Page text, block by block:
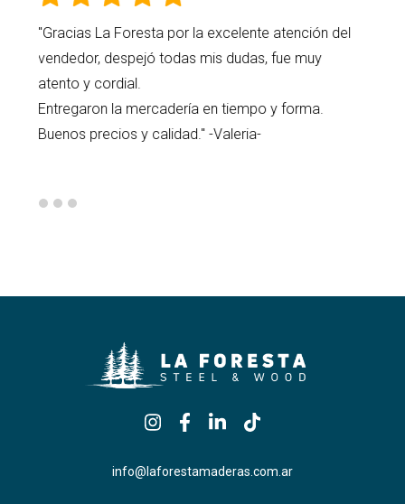
"Gracias La Foresta por la excelente atención del
vendedor, despejó todas mis dudas, fue muy
atento y cordial.
Entregaron la mercadería en tiempo y forma.
Buenos precios y calidad." -Valeria-
info@laforestamaderas.com.ar